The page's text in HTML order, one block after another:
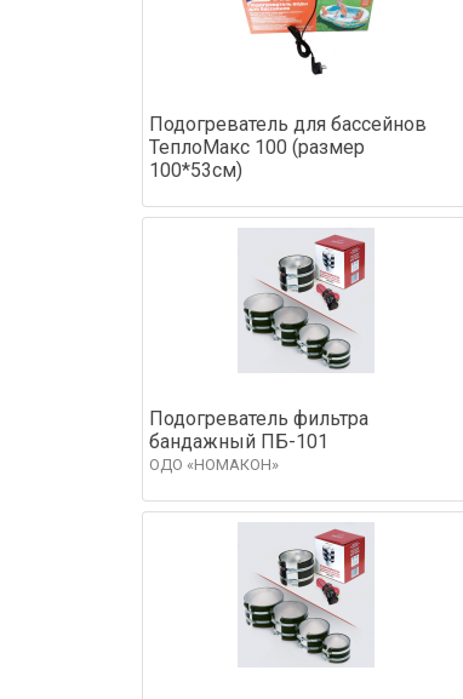
Подогреватель для бассейнов
ТеплоМакс 100 (размер
100*53см)
Подогреватель фильтра
бандажный ПБ-101
ОДО «НОМАКОН»